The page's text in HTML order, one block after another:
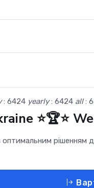
: 6424 yearly: 6424 all:
⭐🏆⭐
рішенням